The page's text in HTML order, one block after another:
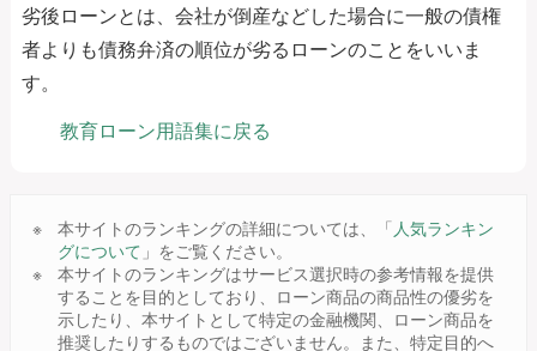
劣後ローンとは、会社が倒産などした場合に一般の債権
者よりも債務弁済の順位が劣るローンのことをいいま
す。
教育ローン用語集に戻る
本サイトのランキングの詳細については、「 人気ランキン
グについて 」をご覧ください。
本サイトのランキングはサービス選択時の参考情報を提供
することを目的としており、ローン商品の商品性の優劣を
示したり、本サイトとして特定の金融機関、ローン商品を
推奨したりするものではございません。また、特定目的へ